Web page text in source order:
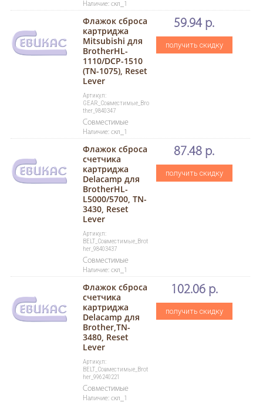
Наличие: скл_1
Флажок сброса
картриджа
Mitsubishi для
BrotherHL-
1110/DCP-1510
(TN-1075), Reset
Lever
Артикул:
GEAR_Совместимые_Bro
ther_9840347
Совместимые
Наличие: скл_1
59.94 р.
получить скидку
Флажок сброса
счетчика
картриджа
Delacamp для
BrotherHL-
L5000/5700, TN-
3430, Reset
Lever
Артикул:
BELT_Совместимые_Brot
her_98403437
Совместимые
Наличие: скл_1
87.48 р.
получить скидку
Флажок сброса
счетчика
картриджа
Delacamp для
Brother,TN-
3480, Reset
Lever
Артикул:
BELT_Совместимые_Brot
her_996240221
Совместимые
Наличие: скл_1
102.06 р.
получить скидку